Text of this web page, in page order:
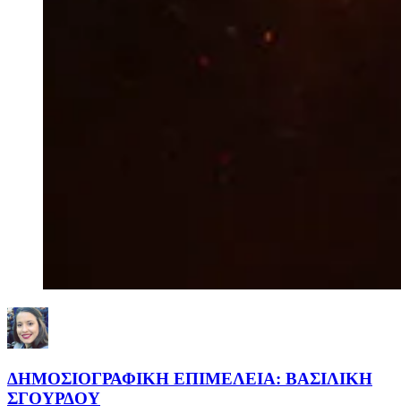
ΔΗΜΟΣΙΟΓΡΑΦΙΚΗ ΕΠΙΜΕΛΕΙΑ: ΒΑΣΙΛΙΚΗ
ΣΓΟΥΡΔΟΥ